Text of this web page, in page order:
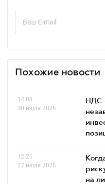
Похожие новости
14.08
30 июля 2026
НДС-
12.26
27 июля 2026
на